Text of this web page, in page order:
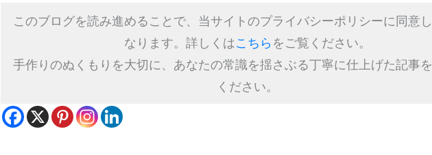
このブログを読み進めることで、当サイトのプライバシーポリシーに同意
なります。詳しくはこちら をご覧ください。
手作りのぬくもりを大切に、あなたの常識を揺さぶる丁寧に仕上げた記事
ください。